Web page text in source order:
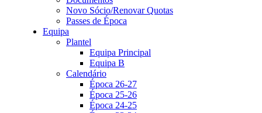
Novo Sócio/Renovar Quotas
Passes de Época
Equipa
Plantel
Equipa Principal
Equipa B
Calendário
Época 26-27
Época 25-26
Época 24-25